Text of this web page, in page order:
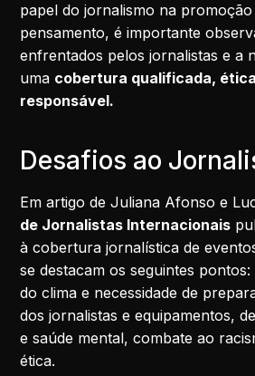
papel do jornalismo na
pensamento, é importante
enfrentados pelos jornalistas e a
uma cobertura qualificada,
responsável.
Desafios ao
Em artigo de Juliana Afonso e
de Jornalistas Internacionais
à cobertura jornalística de
se destacam os seguintes pontos:
do clima e necessidade de
dos jornalistas e equipamentos,
e saúde mental, combate ao
ética.